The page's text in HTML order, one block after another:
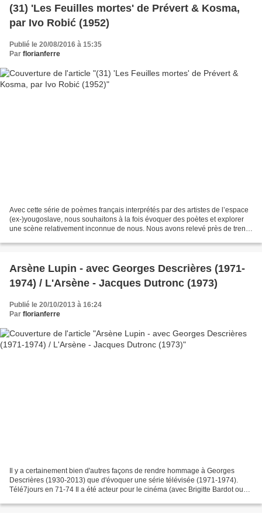
(31) 'Les Feuilles mortes' de Prévert & Kosma,
par Ivo Robić (1952)
Publié le 20/08/2016 à 15:35
Par florianferre
Avec cette série de poèmes français interprétés par des artistes de l’espace
(ex-)yougoslave, nous souhaitons à la fois évoquer des poètes et explorer
une scène relativement inconnue de nous. Nous avons relevé près de trente
Arsène Lupin - avec Georges Descrières (1971-
1974) / L'Arsène - Jacques Dutronc (1973)
Publié le 20/10/2013 à 16:24
Par florianferre
Il y a certainement bien d'autres façons de rendre hommage à Georges
Descrières (1930-2013) que d'évoquer une série télévisée (1971-1974).
Télé7jours en 71-74 Il a été acteur pour le cinéma (avec Brigitte Bardot ou